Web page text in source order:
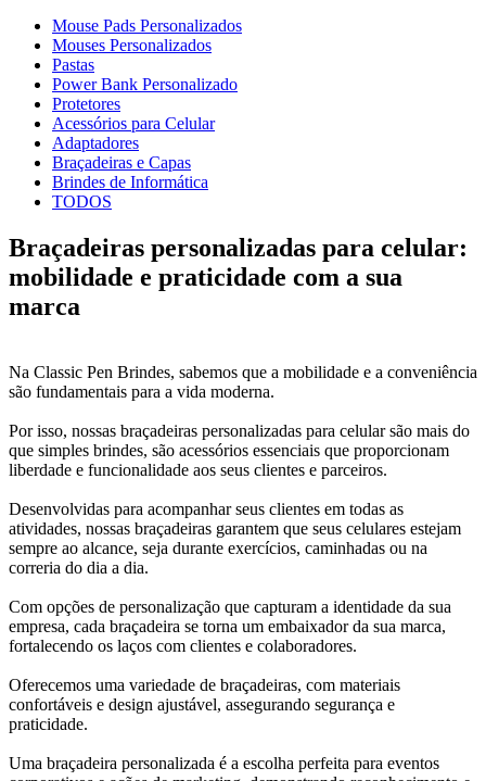
Mouse Pads Personalizados
Mouses Personalizados
Pastas
Power Bank Personalizado
Protetores
Acessórios para Celular
Adaptadores
Braçadeiras e Capas
Brindes de Informática
TODOS
Braçadeiras personalizadas para celular:
mobilidade e praticidade com a sua
marca
Na Classic Pen Brindes, sabemos que a mobilidade e a conveniência
são fundamentais para a vida moderna.
Por isso, nossas braçadeiras personalizadas para celular são mais do
que simples brindes, são acessórios essenciais que proporcionam
liberdade e funcionalidade aos seus clientes e parceiros.
Desenvolvidas para acompanhar seus clientes em todas as
atividades, nossas braçadeiras garantem que seus celulares estejam
sempre ao alcance, seja durante exercícios, caminhadas ou na
correria do dia a dia.
Com opções de personalização que capturam a identidade da sua
empresa, cada braçadeira se torna um embaixador da sua marca,
fortalecendo os laços com clientes e colaboradores.
Oferecemos uma variedade de braçadeiras, com materiais
confortáveis e design ajustável, assegurando segurança e
praticidade.
Uma braçadeira personalizada é a escolha perfeita para eventos